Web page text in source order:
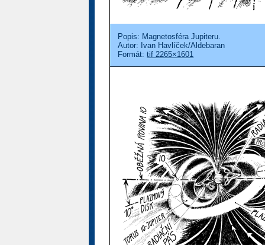
Popis: Magnetosféra Jupiteru.
Autor: Ivan Havlíček/Aldebaran
Formát:tif 2265×1601